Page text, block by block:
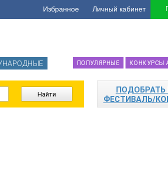
Личный кабинет
Избранное
КОНКУРСЫ
ПОПУЛЯРНЫЕ
ПОДОБРАТЬ
ФЕСТИВАЛЬ/